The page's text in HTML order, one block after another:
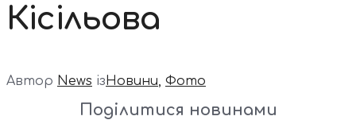
Кісільова
Автор News ізНовини, Фото
Поділитися новинами